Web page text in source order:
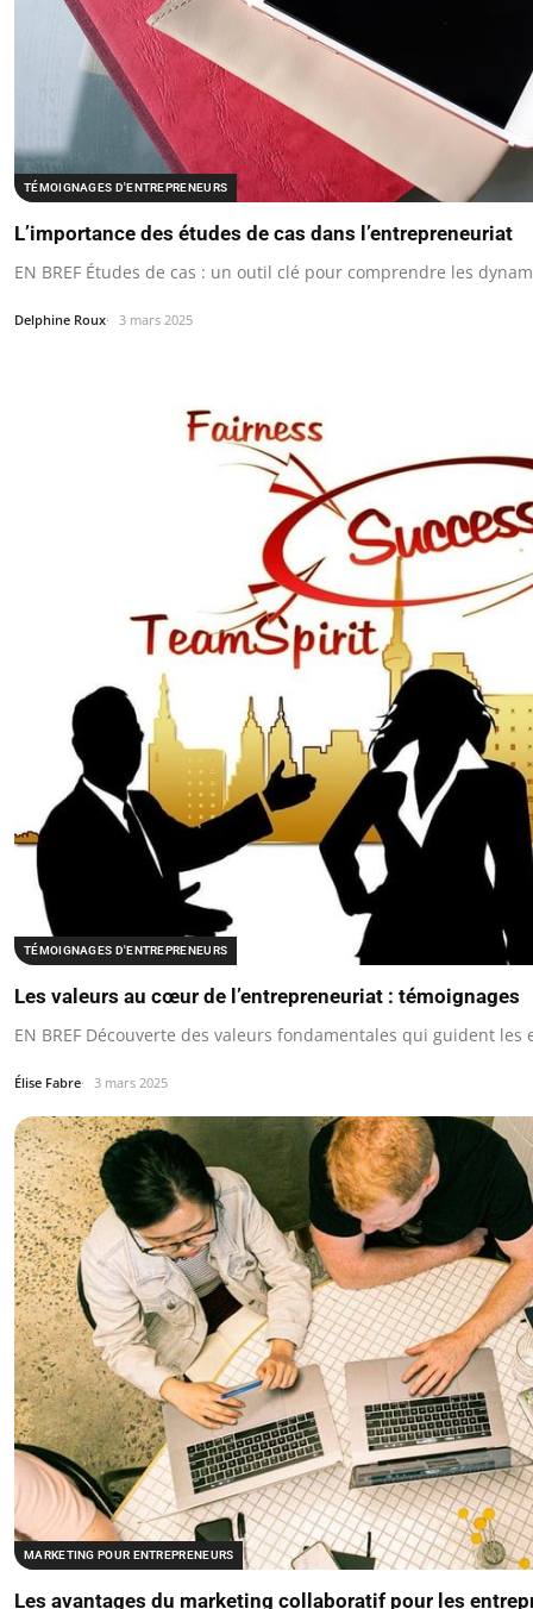
TÉMOIGNAGES D'ENTREPRENEURS
L’importance des études de cas dans l’entrepreneuriat
EN BREF Études de cas : un outil clé pour comprendre les
Delphine Roux 3 mars 2025
TÉMOIGNAGES D'ENTREPRENEURS
Les valeurs au cœur de l’entrepreneuriat : témoignages
EN BREF Découverte des valeurs fondamentales qui guident
Élise Fabre 3 mars 2025
MARKETING POUR ENTREPRENEURS
Les avantages du marketing collaboratif pour les